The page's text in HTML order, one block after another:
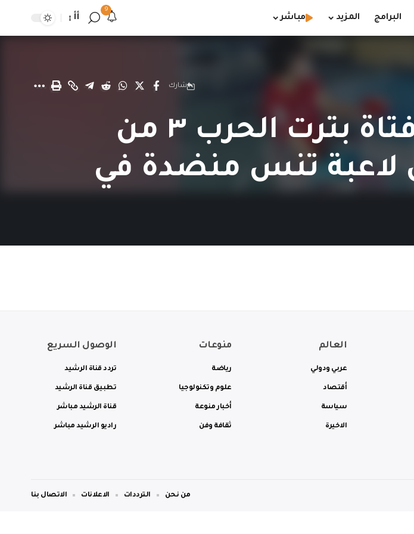
البرامج المزيد مباشر
9
أأ
شارك
حوار الصباح | نجلة عماد ..فتاة بترت الحرب ٣ من
لاعبة تنس منضدة في
العالم
عربي ودولي
أقتصاد
سياسة
الاخيرة
منوعات
رياضة
علوم وتكنولوجيا
أخبار منوعة
ثقافة وفن
الوصول السريع
تردد قناة الرشيد
تطبيق قناة الرشيد
قناة الرشيد مباشر
راديو الرشيد مباشر
من نحن الترددات الاعلانات الاتصال بنا